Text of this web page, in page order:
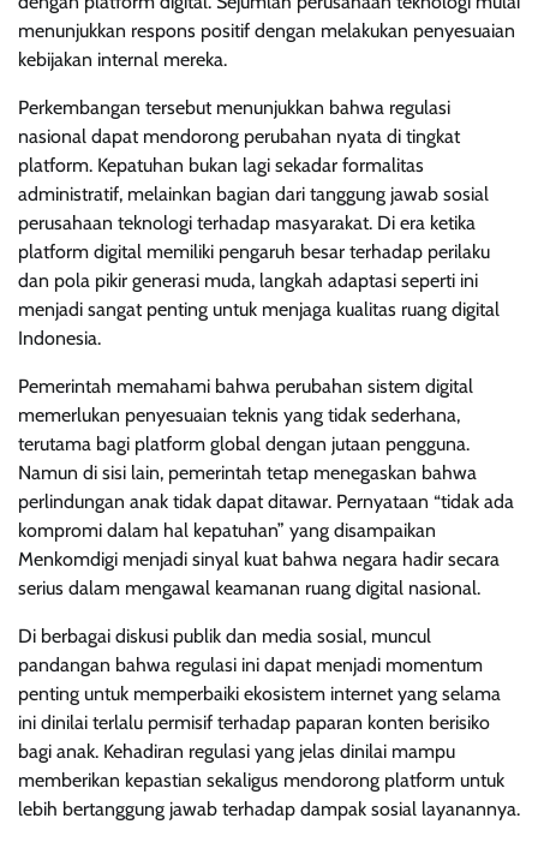
menunjukkan respons positif dengan melakukan penyesuaian
kebijakan internal mereka.
Perkembangan tersebut menunjukkan bahwa regulasi
nasional dapat mendorong perubahan nyata di tingkat
platform. Kepatuhan bukan lagi sekadar formalitas
administratif, melainkan bagian dari tanggung jawab sosial
perusahaan teknologi terhadap masyarakat. Di era ketika
platform digital memiliki pengaruh besar terhadap perilaku
dan pola pikir generasi muda, langkah adaptasi seperti ini
menjadi sangat penting untuk menjaga kualitas ruang digital
Indonesia.
Pemerintah memahami bahwa perubahan sistem digital
memerlukan penyesuaian teknis yang tidak sederhana,
terutama bagi platform global dengan jutaan pengguna.
Namun di sisi lain, pemerintah tetap menegaskan bahwa
perlindungan anak tidak dapat ditawar. Pernyataan “tidak ada
kompromi dalam hal kepatuhan” yang disampaikan
Menkomdigi menjadi sinyal kuat bahwa negara hadir secara
serius dalam mengawal keamanan ruang digital nasional.
Di berbagai diskusi publik dan media sosial, muncul
pandangan bahwa regulasi ini dapat menjadi momentum
penting untuk memperbaiki ekosistem internet yang selama
ini dinilai terlalu permisif terhadap paparan konten berisiko
bagi anak. Kehadiran regulasi yang jelas dinilai mampu
memberikan kepastian sekaligus mendorong platform untuk
lebih bertanggung jawab terhadap dampak sosial layanannya.